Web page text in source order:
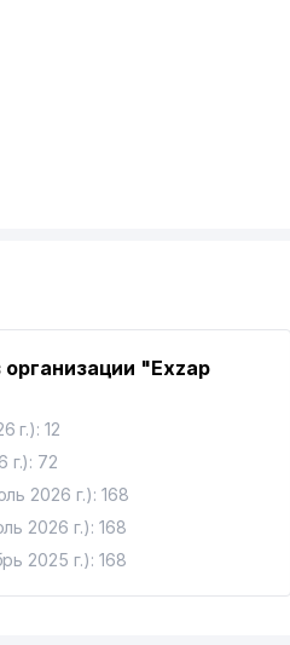
"Exzap
г.): 12
г.): 72
2026 г.): 168
2026 г.): 168
2025 г.): 168